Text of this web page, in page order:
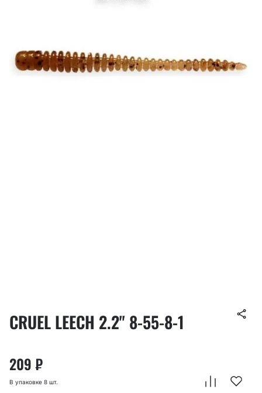
CRUEL LEECH 2.2" 8-55-8-1
209₽
В упаковке 8 шт.